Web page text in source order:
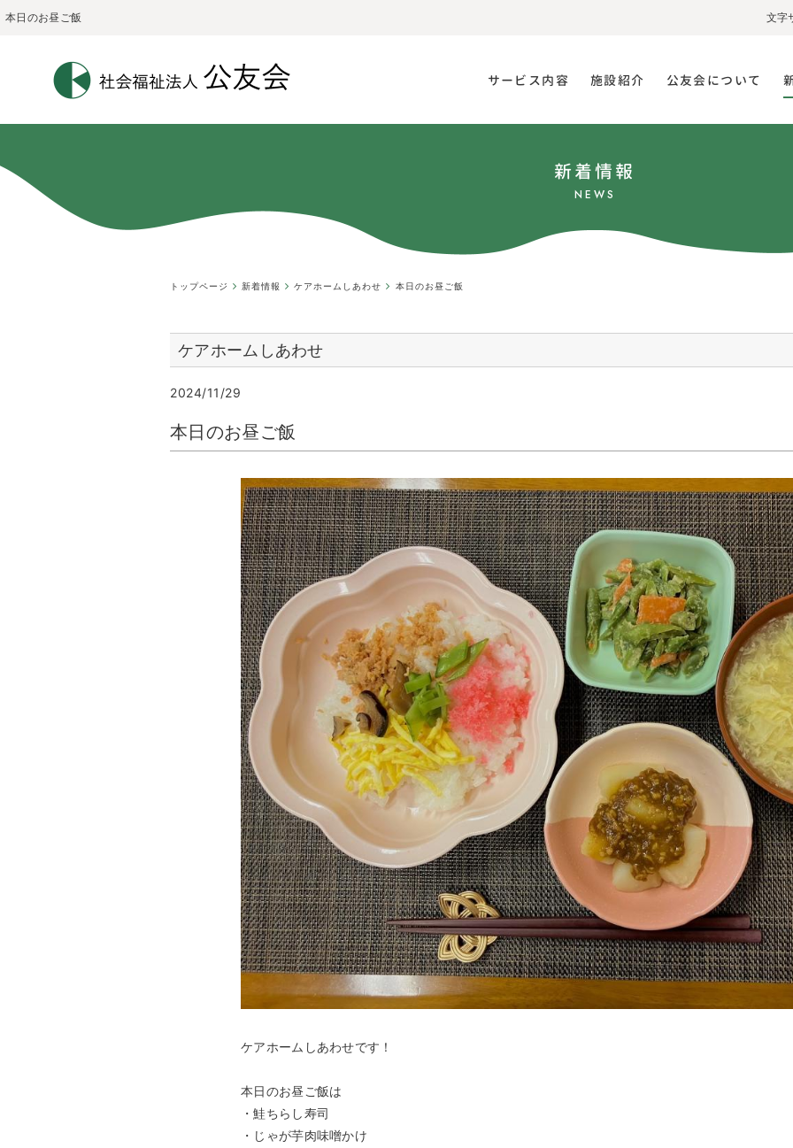
本日のお昼ご飯 文字
サービス内容 施設紹介 公友会について
新着情報
NEWS
トップページ 新着情報 ケアホームしあわせ 本日のお昼ご飯
ケアホームしあわせ
2024/11/29
本日のお昼ご飯
ケアホームしあわせです！
本日のお昼ご飯は
・鮭ちらし寿司
・じゃが芋肉味噌かけ